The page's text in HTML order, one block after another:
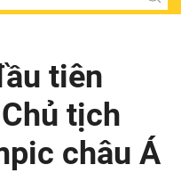
tiên
tịch
châu Á